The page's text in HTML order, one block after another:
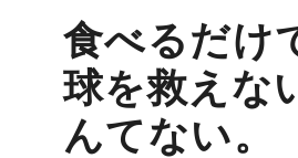
食べるだけ
球を救えな
んてない。